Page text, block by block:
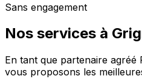
Sans engagement
Nos services à
En tant que partenaire agréé
vous proposons les